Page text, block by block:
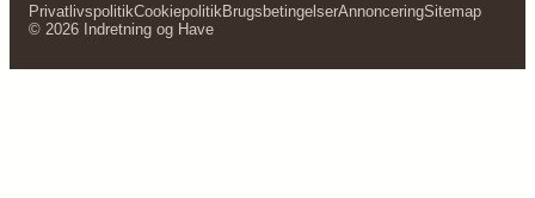
PrivatlivspolitikCookiepolitik BrugsbetingelserAnnonceringSitemap
© 2026 Indretning og Have